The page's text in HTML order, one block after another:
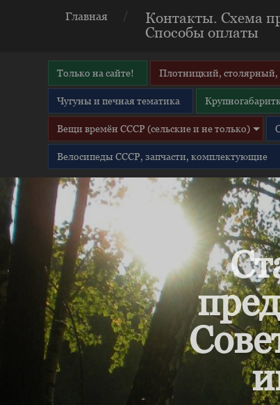
Главная
Контакты. Схема
Способы оплаты
Только на сайте! Плотницкий, столярный,
Чугуны и печная тематика
Вещи времён СССР (сельские и не только)
Велосипеды СССР, запчасти, комплектующие